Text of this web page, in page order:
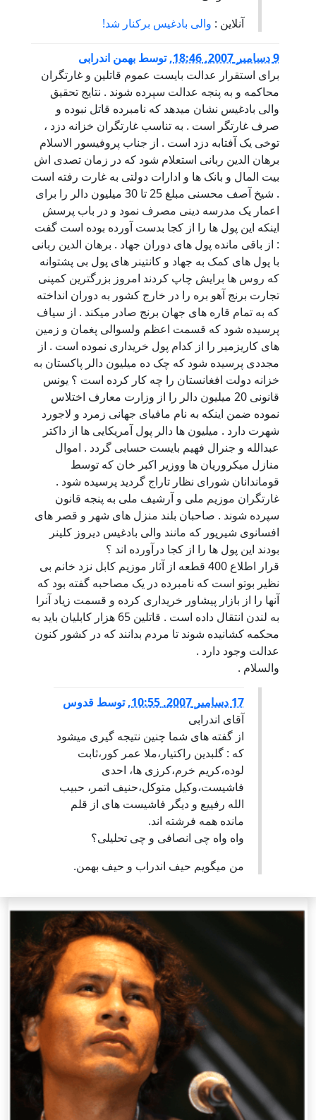
آنلاین : والی بادغيس برکنار شد!
9 دسامبر 2007, 18:46 ,توسط بهمن اندرابی
برای استقرار عدالت بایست عموم قاتلین و غارتگران
محاکمه و به پنجه عدالت سپرده شوند . نتایج تحقیق
والی بادغیس نشان میدهد که نامبرده قاتل نبوده و
صرف غارتگر است . به تناسب غارتگران خزانه دزد ،
توخی یک آفتابه دزد است . از جناب پروفیسور الاسلام
برهان الدین ربانی استعلام شود که در زمان تصدی اش
بیت المال و بانک ها و ادارات دولتی به غارت رفته است
. شیخ آصف محسنی مبلغ 25 تا 30 میلیون دالر را برای
اعمار یک مدرسه دینی مصرف نمود و در باب پرسش
اینکه این پول ها را از کجا بدست آورده بوده است گفت
: از باقی مانده پول های دوران جهاد . برهان الدین ربانی
با پول های کمک به جهاد و کانتینر های پول بی پشتوانه
که روس ها برایش چاپ کردند امروز بزرگترین کمپنی
تجارت برنج آهو بره را در خارج کشور به دوران انداخته
که به تمام قاره های جهان برنج صادر میکند . از سیاف
پرسیده شود که قسمت اعظم ولسوالی پغمان و زمین
های کاریزمیر را از کدام پول خریداری نموده است . از
مجددی پرسیده شود که چک ده میلیون دالر پاکستان به
خزانه دولت افغانستان را چه کار کرده است ؟ یونس
قانونی 20 میلیون دالر را از وزارت معارف اختلاس
نموده ضمن اینکه به نام مافیای جهانی زمرد و لاجورد
شهرت دارد . میلیون ها دالر پول آمریکایی ها از داکتر
عبدالله و جنرال فهیم بایست حسابی گردد . اموال
منازل میکروریان ها ووزیر اکبر خان که توسط
قوماندانان شورای نظار تاراج گردید پرسیده شود .
غارتگران موزیم ملی و آرشیف ملی به پنجه قانون
سپرده شوند . صاحبان بلند منزل های شهر و قصر های
افسانوی شیرپور که مانند والی بادغیس دیروز کلینر
بودند این پول ها را از کجا درآورده اند ؟
قرار اطلاع 400 قطعه از آثار موزیم کابل نزد خانم بی
نظیر بوتو است که نامبرده در یک مصاحبه گفته بود که
آنها را از بازار پیشاور خریداری کرده و قسمت زیاد آنرا
به لندن انتقال داده است . قاتلین 65 هزار کابلیان باید به
محکمه کشانیده شوند تا مردم بدانند که در کشور کنون
عدالت وجود دارد .
والسلام .
17 دسامبر 2007, 10:55 ,توسط قدوس
آقای اندرابی
از گفته های شما چنین نتیجه گیری میشود
که : گلبدین راکتیار،ملا عمر کور،ثابت
لوده،کریم خرم،کرزی ها، احدی
فاشیست،وکیل متوکل،حنیف اتمر، حبیب
الله رفییع و دیگر فاشیست های از قلم
مانده همه فرشته اند.
واه واه چی انصافی و چی تحلیلی؟
من میگویم حیف اندراب و حیف بهمن.